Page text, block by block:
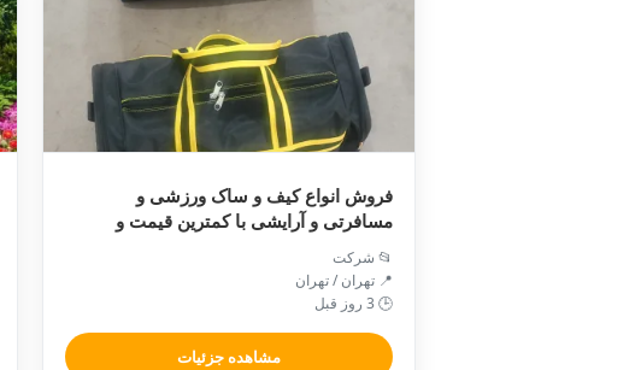
فروش انواع کیف و ساک ورزشی و
مسافرتی و آرایشی با کمترین قیمت و
کیفیت عالی موجود است
📂 شرکت
📍 تهران / تهران
🕒 3 روز قبل
مشاهده جزئیات